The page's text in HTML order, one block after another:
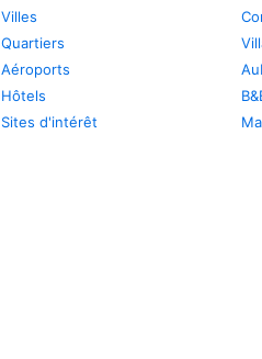
Villes
Quartiers
Aéroports
Hôtels
Sites d'intérêt